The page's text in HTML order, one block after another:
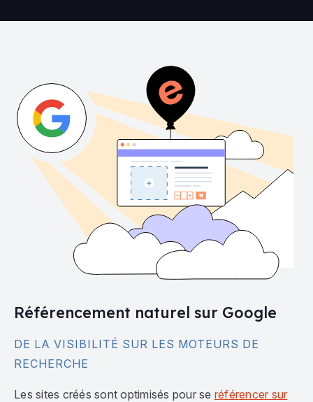
Référencement naturel sur Google
DE LA VISIBILITÉ SUR LES MOTEURS DE
RECHERCHE
Les sites créés sont optimisés pour se référencer sur